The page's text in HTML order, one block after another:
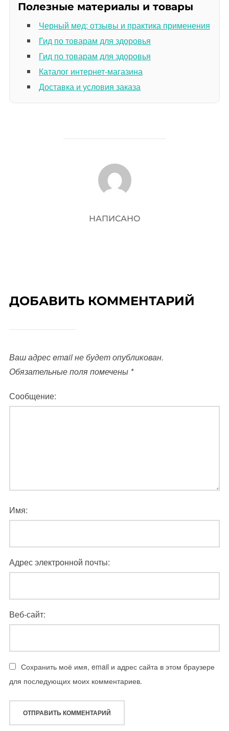
Полезные материалы и товары
Черный мед: отзывы и практика применения
Гид по товарам для здоровья
Гид по товарам для здоровья
Каталог интернет-магазина
Доставка и условия заказа
АВТОР ЗАПИСИ
НАПИСАНО
ДОБАВИТЬ КОММЕНТАРИЙ
Ваш адрес email не будет опубликован.
Обязательные поля помечены *
Сообщение:
Имя:
Адрес электронной почты:
Веб-сайт:
Сохранить моё имя, email и адрес сайта в этом браузере
для последующих моих комментариев.